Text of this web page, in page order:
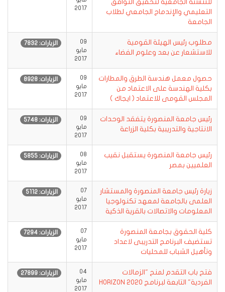
للتنشئة الجامعية لتحقيق التوافق
التعليمي والإندماج الجامعي لطلاب
الجامعة
2017
مطلوب رئيس الهيئة القومية
للاستشعار عن بعد وعلوم الفضاء
09
مايو
2017
الزيارات: 7832
حصول معمل هندسة الطرق والمطارات
بكلية الهندسة على الاعتماد من
المجلس القومى للاعتماد ( ايجاك )
09
مايو
2017
الزيارات: 8928
رئيس جامعة المنصورة يتفقد الوحدات
الانتاجية والتدريبية بكلية الزراعة
09
مايو
2017
الزيارات: 5748
رئيس جامعة المنصورة يستقبل نقيب
العلميين بمصر
08
مايو
2017
الزيارات: 5855
زيارة رئيس جامعة المنصورة والمستشار
العلمى بالجامعة لمعهد تكنولوجيا
المعلومات والاتصالات بالقرية الذكية
07
مايو
2017
الزيارات: 5112
كلية الحقوق بجامعة المنصورة
تستضيف البرنامج التدريبى لاعداد
وتأهيل الشباب للمحليات
07
مايو
2017
الزيارات: 7294
فتح باب التقدم لمنح "الزمالات
الفردية" التابعة لبرنامج HORIZON 2020
04
مايو
2017
الزيارات: 27899